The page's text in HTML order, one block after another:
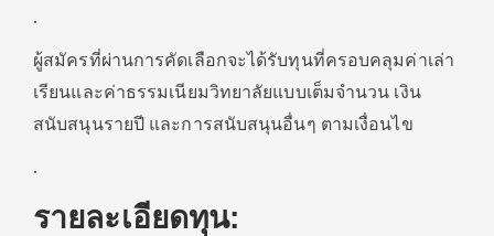
.
ผู้สมัครที่ผ่านการคัดเลือกจะได้รับทุนที่ครอบคลุมค่าเล่า
เรียนและค่าธรรมเนียมวิทยาลัยแบบเต็มจำนวน เงิน
สนับสนุนรายปี และการสนับสนุนอื่นๆ ตามเงื่อนไข
.
รายละเอียดทุน: